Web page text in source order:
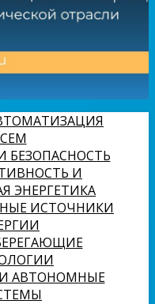
БЕЗОПАСНОСТЬ
И
ЭНЕРГЕТИКА
ИСТОЧНИКИ
АВТОНОМНЫЕ